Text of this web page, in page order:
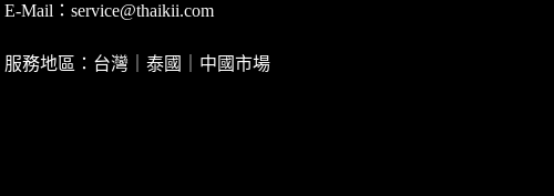
E-Mail：service@thaikii.com
服務地區：台灣｜泰國｜中國市場